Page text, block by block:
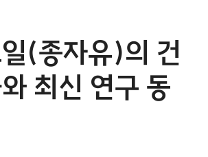
(종자유)의 건
최신 연구 동